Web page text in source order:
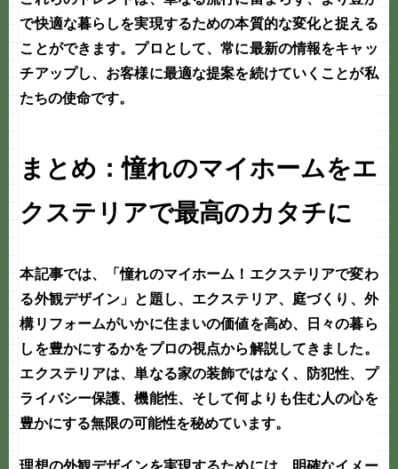
で快適な暮らしを実現するための本質的な変化と捉える
ことができます。プロとして、常に最新の情報をキャッ
チアップし、お客様に最適な提案を続けていくことが私
たちの使命です。
まとめ：憧れのマイホームをエ
クステリアで最高のカタチに
本記事では、「憧れのマイホーム！エクステリアで変わ
る外観デザイン」と題し、 エクステリア、 庭づくり 、 外
構リフォームがいかに住まいの価値を高め、日々の暮ら
しを豊かにするかをプロの視点から解説してきました。
エクステリアは、単なる家の装飾ではなく、防犯性、プ
ライバシー保護、機能性、そして何よりも住む人の心を
豊かにする無限の可能性を秘めています。
理想の外観デザインを実現するためには、明確なイメー